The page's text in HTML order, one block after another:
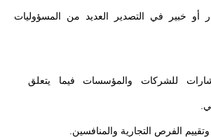
خبير في التصدير العديد من المسؤوليات
للشركات والمؤسسات فيما يتعلق
الفرص التجارية والمنافسين.